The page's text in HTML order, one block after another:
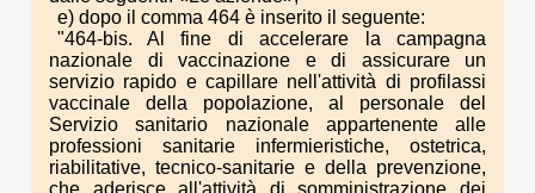
e) dopo il comma 464 è inserito il seguente:
"464-bis. Al fine di accelerare la campagna
nazionale di vaccinazione e di assicurare un
servizio rapido e capillare nell'attività di profilassi
vaccinale della popolazione, al personale del
Servizio sanitario nazionale appartenente alle
professioni sanitarie infermieristiche, ostetrica,
riabilitative, tecnico-sanitarie e della prevenzione,
che aderisce all'attività di somministrazione dei